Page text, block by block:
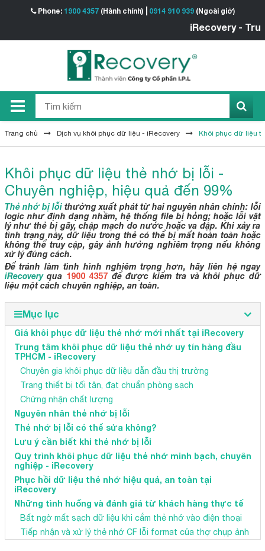
Phone: 1900 4357(Hành chính) 0914 910 939(Ngoài giờ)
iRecovery - Trung tâm Khôi
Trang chủ Dịch vụ khôi phục dữ liệu - iRecovery Khôi phục dữ liệu
Khôi phục dữ liệu thẻ nhớ bị lỗi -
Chuyên nghiệp, hiệu quả đến 99%
Thẻ nhớ bị lỗi thường xuất phát từ hai nguyên nhân chính: lỗi
logic như định dạng nhầm, hệ thống file bị hỏng; hoặc lỗi vật
lý như thẻ bị gãy, chập mạch do nước hoặc va đập. Khi xảy ra
tình trạng này, dữ liệu trong thẻ có thể bị mất hoàn toàn hoặc
không thể truy cập, gây ảnh hưởng nghiêm trọng nếu không
xử lý đúng cách.
Để tránh làm tình hình nghiêm trọng hơn, hãy liên hệ ngay
iRecoveryqua 1900 4357 để được kiểm tra và khôi phục dữ
liệu một cách chuyên nghiệp, an toàn.
Mục lục
Giá khôi phục dữ liệu thẻ nhớ mới nhất tại iRecovery
Trung tâm khôi phục dữ liệu thẻ nhớ uy tín hàng đầu
TPHCM - iRecovery
Chuyên gia khôi phục dữ liệu dẫn đầu thị trường
Trang thiết bị tối tân, đạt chuẩn phòng sạch
Chứng nhận chất lượng
Nguyên nhân thẻ nhớ bị lỗi
Thẻ nhớ bị lỗi có thể sửa không?
Lưu ý cần biết khi thẻ nhớ bị lỗi
Quy trình khôi phục dữ liệu thẻ nhớ minh bạch, chuyên
nghiệp - iRecovery
Phục hồi dữ liệu thẻ nhớ hiệu quả, an toàn tại
iRecovery
Những tình huống và đánh giá từ khách hàng thực tế
Bất ngờ mất sạch dữ liệu khi cắm thẻ nhớ vào điện thoại
Tiếp nhận và xử lý thẻ nhớ CF lỗi format của thợ chụp ảnh